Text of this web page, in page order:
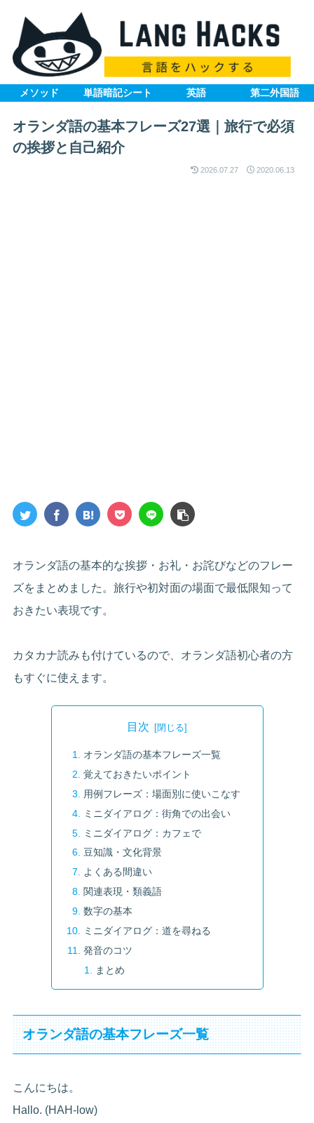
メソッド 単語暗記シート 英語 第二外国語
オランダ語の基本フレーズ27選｜旅行で必須
の挨拶と自己紹介
2026.07.27 2020.06.13
オランダ語の基本的な挨拶・お礼・お詫びなどのフレー
ズをまとめました。旅行や初対面の場面で最低限知って
おきたい表現です。
カタカナ読みも付けているので、オランダ語初心者の方
もすぐに使えます。
目次
オランダ語の基本フレーズ一覧
覚えておきたいポイント
用例フレーズ：場面別に使いこなす
ミニダイアログ：街角での出会い
ミニダイアログ：カフェで
豆知識・文化背景
よくある間違い
関連表現・類義語
数字の基本
ミニダイアログ：道を尋ねる
発音のコツ
まとめ
オランダ語の基本フレーズ一覧
こんにちは。
Hallo. (HAH-low)